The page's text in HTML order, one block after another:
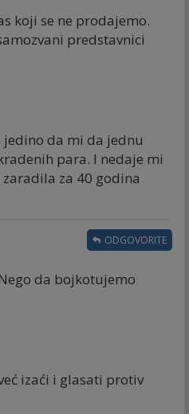
koji se ne prodajemo.
predstavnici
jedino da mi da jednu
para. I nedaje mi
za 40 godina
da bojkotujemo
ODGOVORITE
izaći i glasati protiv